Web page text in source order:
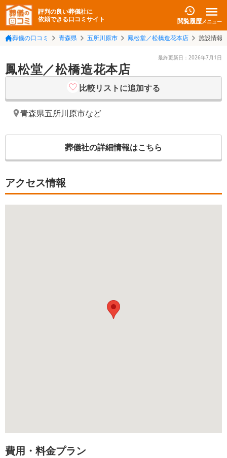
評判の良い葬儀社に
依頼できる口コミサイト
閲覧履歴メニュー
葬儀の口コミ 青森県 五所川原市 鳳松堂／松橋造花本店 施設情報
最終更新日： 2026年7月1日
鳳松堂／松橋造花本店
比較リストに追加する
青森県五所川原市など
葬儀社の詳細情報はこちら
アクセス情報
費用・料金プラン